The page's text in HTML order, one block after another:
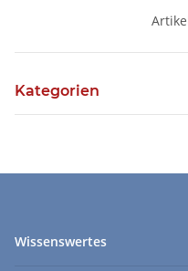
Kategorien
Wissenswertes